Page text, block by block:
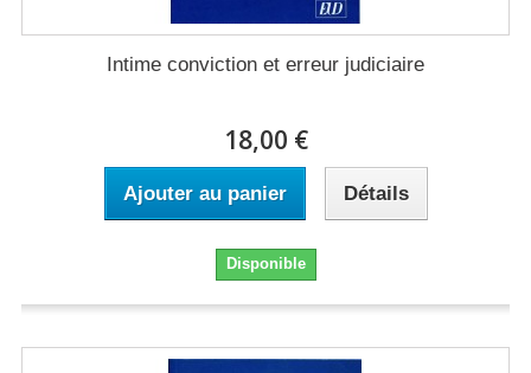
Intime conviction et erreur judiciaire
18,00 €
Ajouter au panier Détails
Disponible